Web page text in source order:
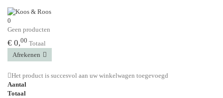
0
Geen producten
€ 0,00 Totaal
Afrekenen
Het product is succesvol aan uw winkelwagen toegevoegd
Aantal
Totaal